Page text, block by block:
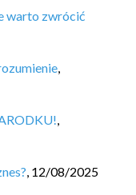
warto zwrócić
,
,
, 12/08/2025